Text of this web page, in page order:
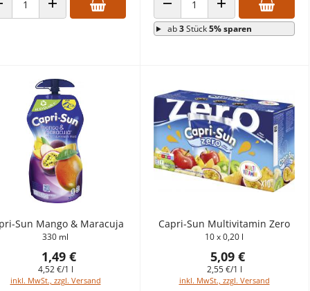
VERRINGERN
ANZAHL ERHÖHEN ANZAHL VERRINGERNANZAHL ERHÖHEN
ab3Stück5% sparen
Sun Mango & Maracuja
330 ml
1,49 €
4,52 €/1 l
inkl. MwSt., zzgl. Versand
Capri-Sun Multivitamin Zero
10 x 0,20 l
5,09 €
2,55 €/1 l
inkl. MwSt., zzgl. Versand